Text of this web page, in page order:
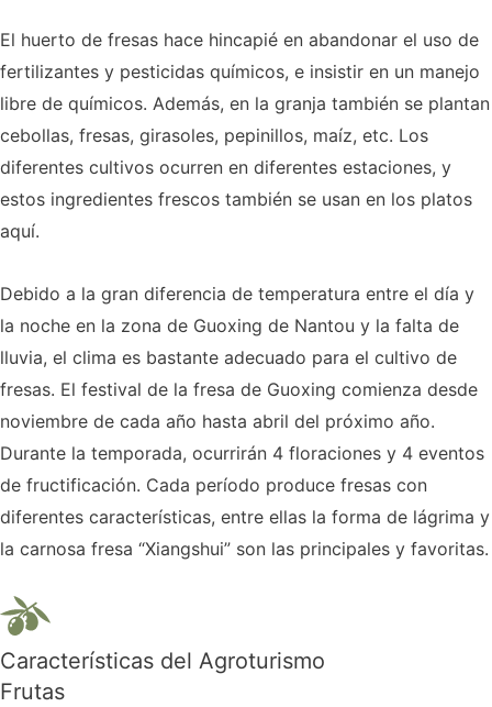
El huerto de fresas hace hincapié en abandonar el uso de
fertilizantes y pesticidas químicos, e insistir en un manejo
libre de químicos. Además, en la granja también se plantan
cebollas, fresas, girasoles, pepinillos, maíz, etc. Los
diferentes cultivos ocurren en diferentes estaciones, y
estos ingredientes frescos también se usan en los platos
aquí.
Debido a la gran diferencia de temperatura entre el día y
la noche en la zona de Guoxing de Nantou y la falta de
lluvia, el clima es bastante adecuado para el cultivo de
fresas. El festival de la fresa de Guoxing comienza desde
noviembre de cada año hasta abril del próximo año.
Durante la temporada, ocurrirán 4 floraciones y 4 eventos
de fructificación. Cada período produce fresas con
diferentes características, entre ellas la forma de lágrima y
la carnosa fresa “Xiangshui” son las principales y favoritas.
Características del Agroturismo
Frutas